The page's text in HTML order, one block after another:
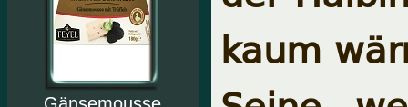
Gänsemousse
kaum